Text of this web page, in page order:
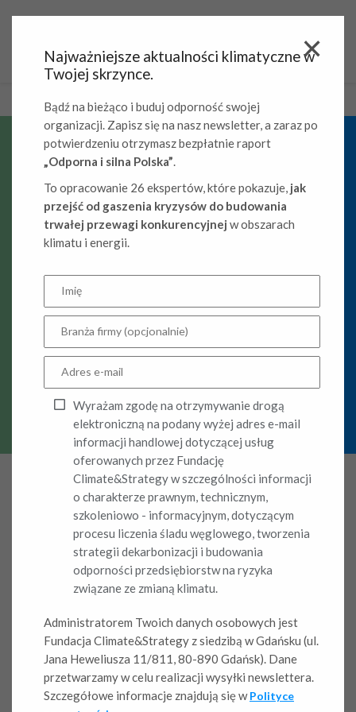
Obliczenie śladu
węglowego
w Zakresie 3 firmy z
branży oponiarskiej –
case study
Case study
Data publikacji: 10.06.2025
Wyzwanie
obliczenie śladu węglowego firmy w Zakresie 3 za 2024
Rozwiązanie
Najważniejsze aktualności klimatyczne w
Twojej skrzynce.
Bądź na bieżąco i buduj odporność swojej
organizacji. Zapisz się na nasz newsletter, a zaraz po
potwierdzeniu otrzymasz bezpłatnie raport
„Odporna i silna Polska”.
To opracowanie 26 ekspertów, które pokazuje, jak
przejść od gaszenia kryzysów do budowania
trwałej przewagi konkurencyjnej w obszarach
klimatu i energii.
Wyrażam zgodę na otrzymywanie drogą
elektroniczną na podany wyżej adres e-mail
informacji handlowej dotyczącej usług
oferowanych przez Fundację
Climate&Strategy w szczególności informacji
o charakterze prawnym, technicznym,
szkoleniowo - informacyjnym, dotyczącym
procesu liczenia śladu węglowego, tworzenia
strategii dekarbonizacji i budowania
odporności przedsiębiorstw na ryzyka
związane ze zmianą klimatu.
Administratorem Twoich danych osobowych jest
Fundacja Climate&Strategy z siedzibą w Gdańsku (ul.
Jana Heweliusza 11/811, 80-890 Gdańsk). Dane
przetwarzamy w celu realizacji wysyłki newslettera.
Szczegółowe informacje znajdują się wPolityce